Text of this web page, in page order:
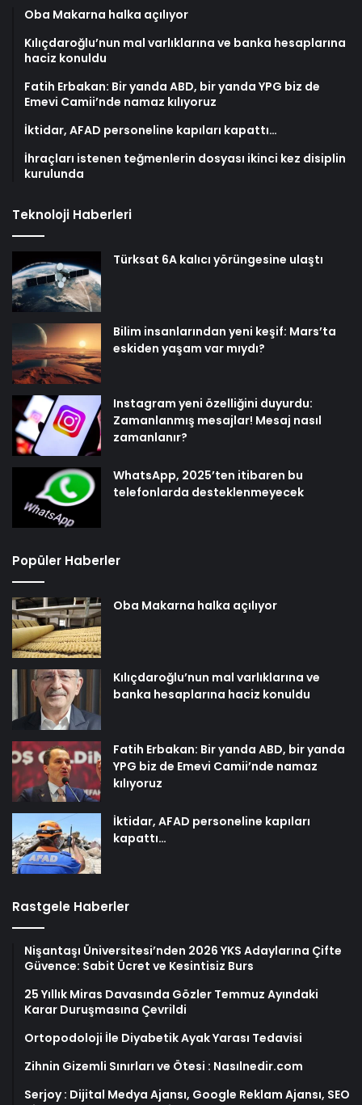
Oba Makarna halka açılıyor
Kılıçdaroğlu’nun mal varlıklarına ve banka hesaplarına
haciz konuldu
Fatih Erbakan: Bir yanda ABD, bir yanda YPG biz de
Emevi Camii’nde namaz kılıyoruz
İktidar, AFAD personeline kapıları kapattı…
İhraçları istenen teğmenlerin dosyası ikinci kez disiplin
kurulunda
Teknoloji Haberleri
Türksat 6A kalıcı yörüngesine ulaştı
Bilim insanlarından yeni keşif: Mars’ta
eskiden yaşam var mıydı?
Instagram yeni özelliğini duyurdu:
Zamanlanmış mesajlar! Mesaj nasıl
zamanlanır?
WhatsApp, 2025’ten itibaren bu
telefonlarda desteklenmeyecek
Popüler Haberler
Oba Makarna halka açılıyor
Kılıçdaroğlu’nun mal varlıklarına ve
banka hesaplarına haciz konuldu
Fatih Erbakan: Bir yanda ABD, bir yanda
YPG biz de Emevi Camii’nde namaz
kılıyoruz
İktidar, AFAD personeline kapıları
kapattı…
Rastgele Haberler
Nişantaşı Üniversitesi’nden 2026 YKS Adaylarına Çifte
Güvence: Sabit Ücret ve Kesintisiz Burs
25 Yıllık Miras Davasında Gözler Temmuz Ayındaki
Karar Duruşmasına Çevrildi
Ortopodoloji İle Diyabetik Ayak Yarası Tedavisi
Zihnin Gizemli Sınırları ve Ötesi : Nasılnedir.com
Serjoy : Dijital Medya Ajansı, Google Reklam Ajansı, SEO